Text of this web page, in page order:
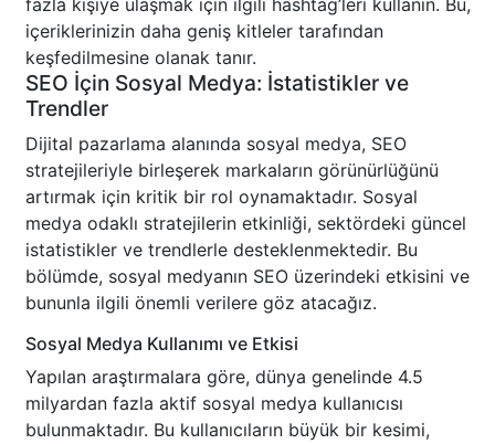
fazla kişiye ulaşmak için ilgili hashtag’leri kullanın. Bu,
içeriklerinizin daha geniş kitleler tarafından
keşfedilmesine olanak tanır.
SEO İçin Sosyal Medya: İstatistikler ve
Trendler
Dijital pazarlama alanında sosyal medya, SEO
stratejileriyle birleşerek markaların görünürlüğünü
artırmak için kritik bir rol oynamaktadır. Sosyal
medya odaklı stratejilerin etkinliği, sektördeki güncel
istatistikler ve trendlerle desteklenmektedir. Bu
bölümde, sosyal medyanın SEO üzerindeki etkisini ve
bununla ilgili önemli verilere göz atacağız.
Sosyal Medya Kullanımı ve Etkisi
Yapılan araştırmalara göre, dünya genelinde 4.5
milyardan fazla aktif sosyal medya kullanıcısı
bulunmaktadır. Bu kullanıcıların büyük bir kesimi,